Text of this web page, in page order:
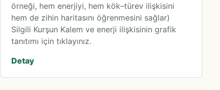
örneği, hem enerjiyi, hem kök–türev ilişkisini
hem de zihin haritasını öğrenmesini sağlar)
Silgili Kurşun Kalem ve enerji ilişkisinin grafik
tanıtımı için tıklayınız.
Detay